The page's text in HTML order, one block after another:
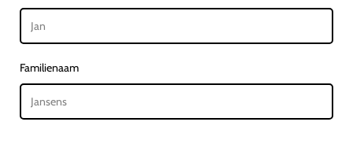
Familienaam